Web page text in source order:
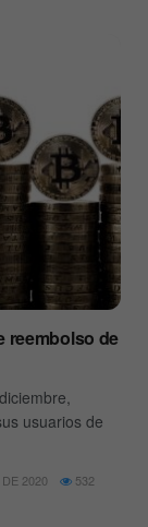
reembolso de
usuarios de
2020 532